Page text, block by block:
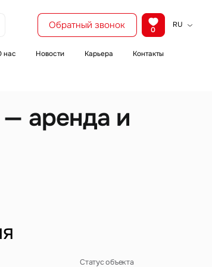
Обратный звонок 0
RU
нас Новости Карьера Контакты
аренда и
Статус объекта